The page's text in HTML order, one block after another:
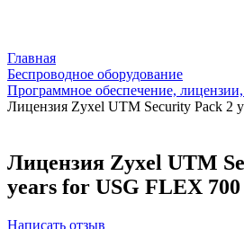
Главная
Беспроводное оборудование
Программное обеспечение,
Лицензия Zyxel UTM Security Pack 2
Лицензия Zyxel UTM
years for USG FLEX 700
Написать отзыв